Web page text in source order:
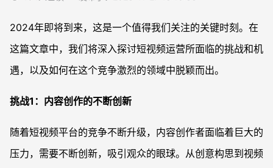
2024年即将到来，这是一个值得我们关注的关键时刻。在
这篇文章中，我们将深入探讨短视频运营所面临的挑战和机
遇，以及如何在这个竞争激烈的领域中脱颖而出。
挑战1：内容创作的不断创新
随着短视频平台的竞争不断升级，内容创作者面临着巨大的
压力，需要不断创新，吸引观众的眼球。从创意构思到视频